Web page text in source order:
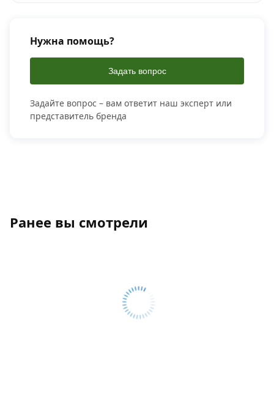
Нужна помощь?
Задать вопрос
Задайте вопрос – вам ответит наш эксперт или
представитель бренда
Ранее вы смотрели